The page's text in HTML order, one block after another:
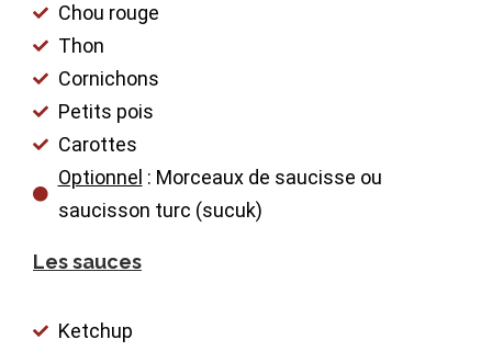
Chou rouge
Thon
Cornichons
Petits pois
Carottes
Optionnel : Morceaux de saucisse ou
saucisson turc (sucuk)
Les sauces
Ketchup